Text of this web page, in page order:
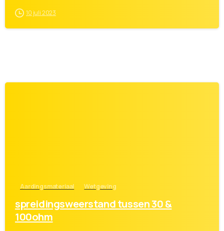
10 juli 2023
Aardingsmateriaal Wetgeving
spreidingsweerstand tussen 30 &
100ohm